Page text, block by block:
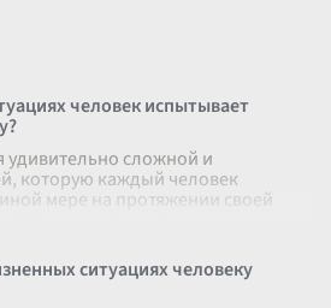
человек испытывает
удивительно сложной и
которую каждый человек
мере на протяжении своей
возникнуть в ра
ситуациях человеку